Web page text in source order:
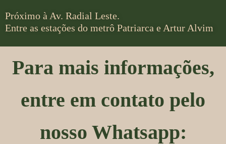
Próximo à Av. Radial Leste.
Entre as estações do metrô Patriarca e Artur Alvim
Para mais informações,
entre em contato pelo
nosso Whatsapp: